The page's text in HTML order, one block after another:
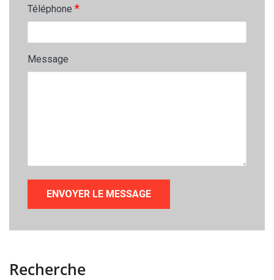
Téléphone *
Message
Recherche